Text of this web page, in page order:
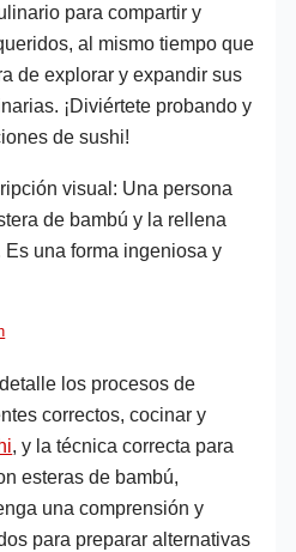
para compartir y
al mismo tiempo que
de explorar y expandir sus
¡Diviértete probando y
de sushi!
los procesos de
correctos, cocinar y
, y la técnica correcta para
esteras de bambú,
una comprensión y
para preparar alternativas